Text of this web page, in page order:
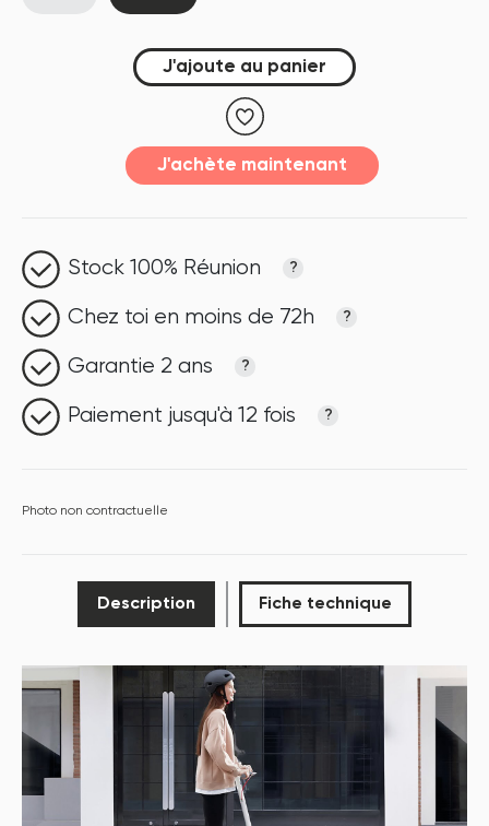
J'ajoute au panier
J'achète maintenant
Stock 100% Réunion ?
Chez toi en moins de 72h ?
Garantie 2 ans ?
Paiement jusqu'à 12 fois ?
Photo non contractuelle
Description Fiche technique